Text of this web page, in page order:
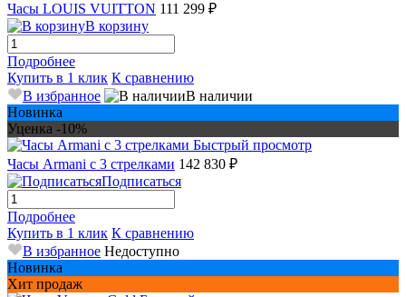
Часы LOUIS VUITTON 111 299 ₽
В корзину
Подробнее
Купить в 1 клик К сравнению
В избранное
В наличии
Новинка
Уценка -10%
Быстрый просмотр
Часы Armani с 3 стрелками 142 830 ₽
Подписаться
Подробнее
Купить в 1 клик К сравнению
В избранное Недоступно
Новинка
Хит продаж